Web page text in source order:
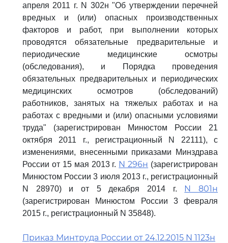
апреля 2011 г. N 302н "Об утверждении перечней
вредных и (или) опасных производственных
факторов и работ, при выполнении которых
проводятся обязательные предварительные и
периодические медицинские осмотры
(обследования), и Порядка проведения
обязательных предварительных и периодических
медицинских осмотров (обследований)
работников, занятых на тяжелых работах и на
работах с вредными и (или) опасными условиями
труда" (зарегистрирован Минюстом России 21
октября 2011 г., регистрационный N 22111), с
изменениями, внесенными приказами Минздрава
России от 15 мая 2013 г. N 296н (зарегистрирован
Минюстом России 3 июля 2013 г., регистрационный
N 28970) и от 5 декабря 2014 г. N 801н
(зарегистрирован Минюстом России 3 февраля
2015 г., регистрационный N 35848).
Приказ Минтруда России от 24.12.2015 N 1123н